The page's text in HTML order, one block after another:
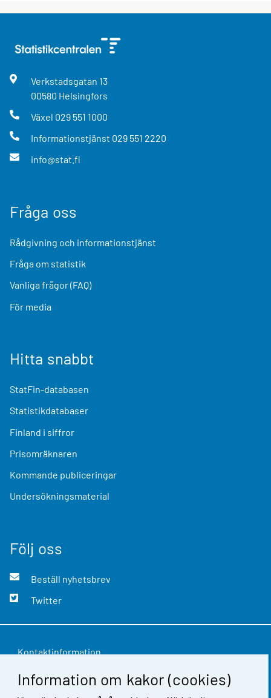
Information om kakor (cookies)
Verkstadsgatan 13
00580 Helsingfors
Växel 029 551 1000
Informationstjänst 029 551 2220
info@stat.fi
Fråga oss
Rådgivning och informationstjänst
Fråga om statistik
Vanliga frågor (FAQ)
För media
Hitta snabbt
StatFin-databasen
Statistikdatabaser
Finland i siffror
Prisomräknaren
Kommande publiceringar
Undersökningsmaterial
Följ oss
Beställ nyhetsbrev
Twitter
Kontaktinformation
Respons